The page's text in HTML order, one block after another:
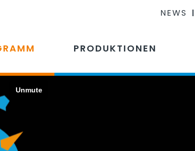
NEWS
PRODUKTIONEN